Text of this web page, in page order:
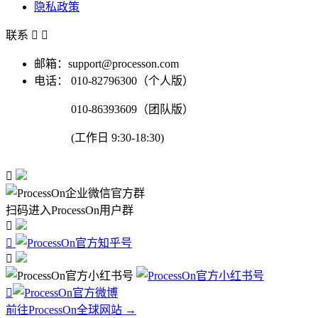
隐私政策
联系  
邮箱：support@processon.com
电话：
010-82796300（个人版）
010-86393609（团队版）
(工作日 9:30-18:30)

扫码进入ProcessOn用户群




前往ProcessOn全球网站 →